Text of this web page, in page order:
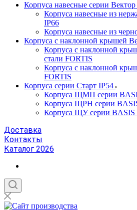
Корпуса навесные серии
Корпуса навесные из
IP66
Корпуса навесные из
Корпуса с наклонной крышей
Корпуса с наклонной
стали FORTIS
Корпуса с наклонной
FORTIS
Корпуса серии Старт IP54
Корпуса ЩМП серии
Корпуса ЩРН серии
Корпуса ЩУ серии BASIS
Доставка
Контакты
Каталог 2026